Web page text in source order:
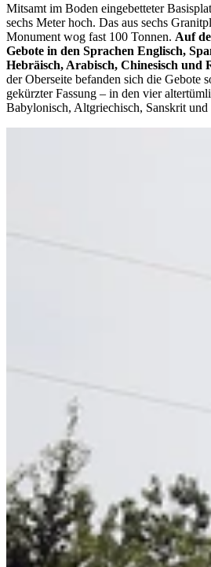
Mitsamt im Boden eingebetteter
sechs Meter hoch. Das aus sechs
Monument wog fast 100 Tonnen. Auf
Gebote in den Sprachen Englisch,
Hebräisch, Arabisch, Chinesisch und
der Oberseite befanden sich die Gebote
gekürzter Fassung – in den vier
Babylonisch, Altgriechisch, Sanskrit